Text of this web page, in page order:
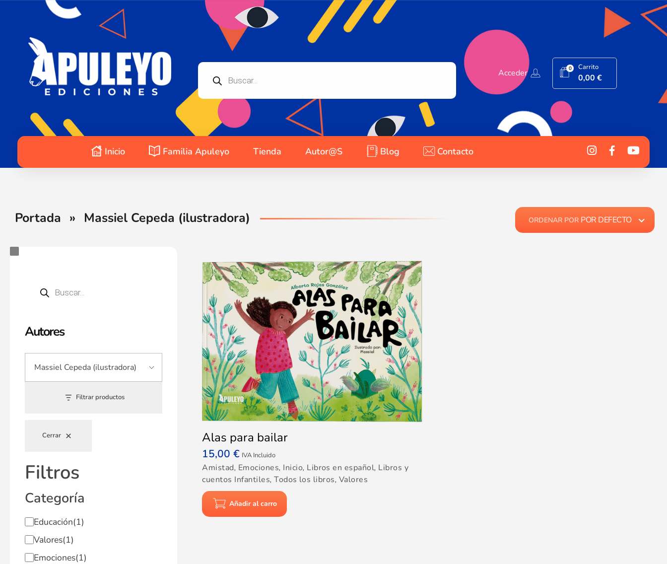
Acceder 0 Carrito
0,00€
Inicio Familia Apuleyo Tienda Autor@s Blog Contacto
Portada » Massiel Cepeda (ilustradora)
Autores
Filtrar productos
Cerrar
Filtros
Categoría
Educación(1)
Valores(1)
Emociones(1)
ORDENAR POR POR DEFECTO
Alas para bailar
15,00€ IVA Incluido
Amistad, Emociones, Inicio, Libros en español, Libros y
cuentos Infantiles,Todos los libros, Valores
Añadir al carro